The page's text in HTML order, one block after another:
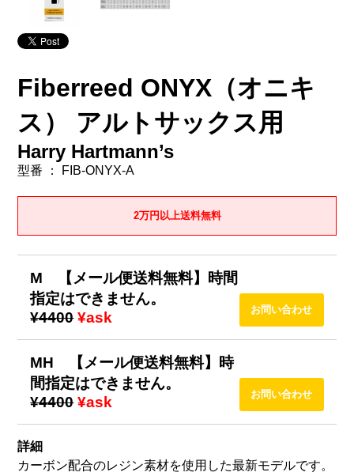
Fiberreed ONYX（オニキ
ス） アルトサックス用
Harry Hartmann’s
型番 ： FIB-ONYX-A
2万円以上送料無料
M 【メール便送料無料】時間
指定はできません。
¥4400 ¥ask
MH 【メール便送料無料】時
間指定はできません。
¥4400 ¥ask
詳細
カーボン配合のレジン素材を使用した最新モデルです。